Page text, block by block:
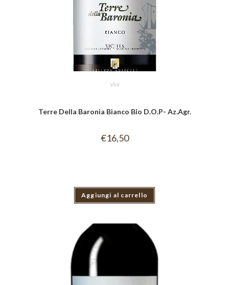
Vini
Terre Della Baronia Bianco Bio D.O.P- Az.Agr.
€16,50
Aggiungi al carrello